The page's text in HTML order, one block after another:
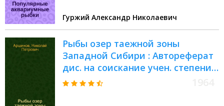
Гуржий Александр Николаевич
Рыбы озер таежной зоны
Западной Сибири : Автореферат
дис. на соискание учен. степени
кандидата биол. наук